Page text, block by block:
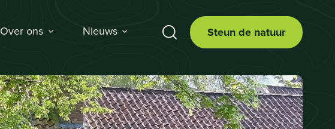
Over ons Nieuws Steun de natuur